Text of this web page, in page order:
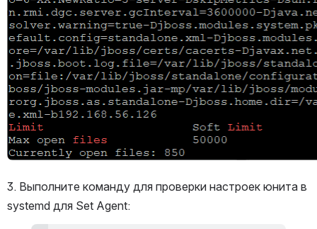
3. Выполните команду для проверки настроек юнита в
systemd для Set Agent: